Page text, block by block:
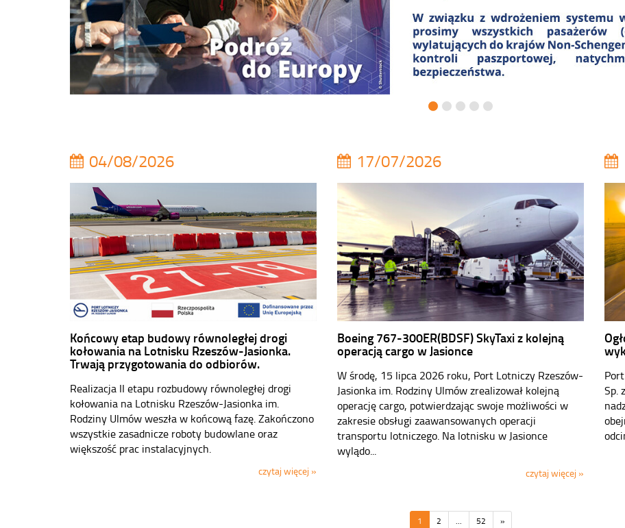
04/08/2026
Końcowy etap budowy równoległej drogi
kołowania na Lotnisku Rzeszów-Jasionka.
Trwają przygotowania do odbiorów.
Realizacja II etapu rozbudowy równoległej drogi
kołowania na Lotnisku Rzeszów-Jasionka im.
Rodziny Ulmów weszła w końcową fazę. Zakończono
wszystkie zasadnicze roboty budowlane oraz
większość prac instalacyjnych.
czytaj więcej »
17/07/2026
Boeing 767-300ER(BDSF) SkyTaxi z kolejną
operacją cargo w Jasionce
W środę, 15 lipca 2026 roku, Port Lotniczy Rzeszów-
Jasionka im. Rodziny Ulmów zrealizował kolejną
operację cargo, potwierdzając swoje możliwości w
zakresie obsługi zaawansowanych operacji
transportu lotniczego. Na lotnisku w Jasionce
wylądo...
czytaj więcej »
Sp.
1 2 ... 52 »